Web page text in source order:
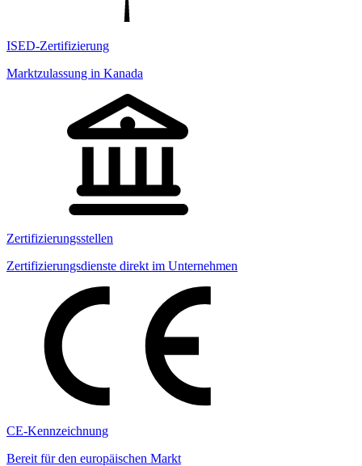
ISED-Zertifizierung
Marktzulassung in Kanada
Zertifizierungsstellen
Zertifizierungsdienste direkt im Unternehmen
CE-Kennzeichnung
Bereit für den europäischen Markt